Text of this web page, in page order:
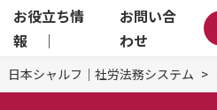
お役立ち情
報 ｜
お問い合
わせ
日本シャルフ｜社労法務システム